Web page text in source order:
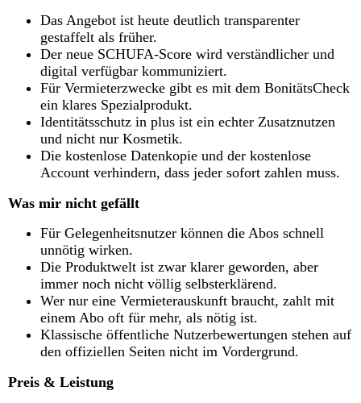
Das Angebot ist heute deutlich transparenter
gestaffelt als früher.
Der neue SCHUFA-Score wird verständlicher und
digital verfügbar kommuniziert.
Für Vermieterzwecke gibt es mit dem BonitätsCheck
ein klares Spezialprodukt.
Identitätsschutz in plus ist ein echter Zusatznutzen
und nicht nur Kosmetik.
Die kostenlose Datenkopie und der kostenlose
Account verhindern, dass jeder sofort zahlen muss.
Was mir nicht gefällt
Für Gelegenheitsnutzer können die Abos schnell
unnötig wirken.
Die Produktwelt ist zwar klarer geworden, aber
immer noch nicht völlig selbsterklärend.
Wer nur eine Vermieterauskunft braucht, zahlt mit
einem Abo oft für mehr, als nötig ist.
Klassische öffentliche Nutzerbewertungen stehen auf
den offiziellen Seiten nicht im Vordergrund.
Preis & Leistung